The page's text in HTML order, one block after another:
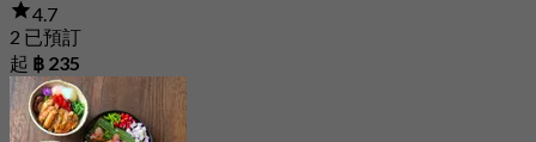
4.7
2 已預訂
起 ฿ 235